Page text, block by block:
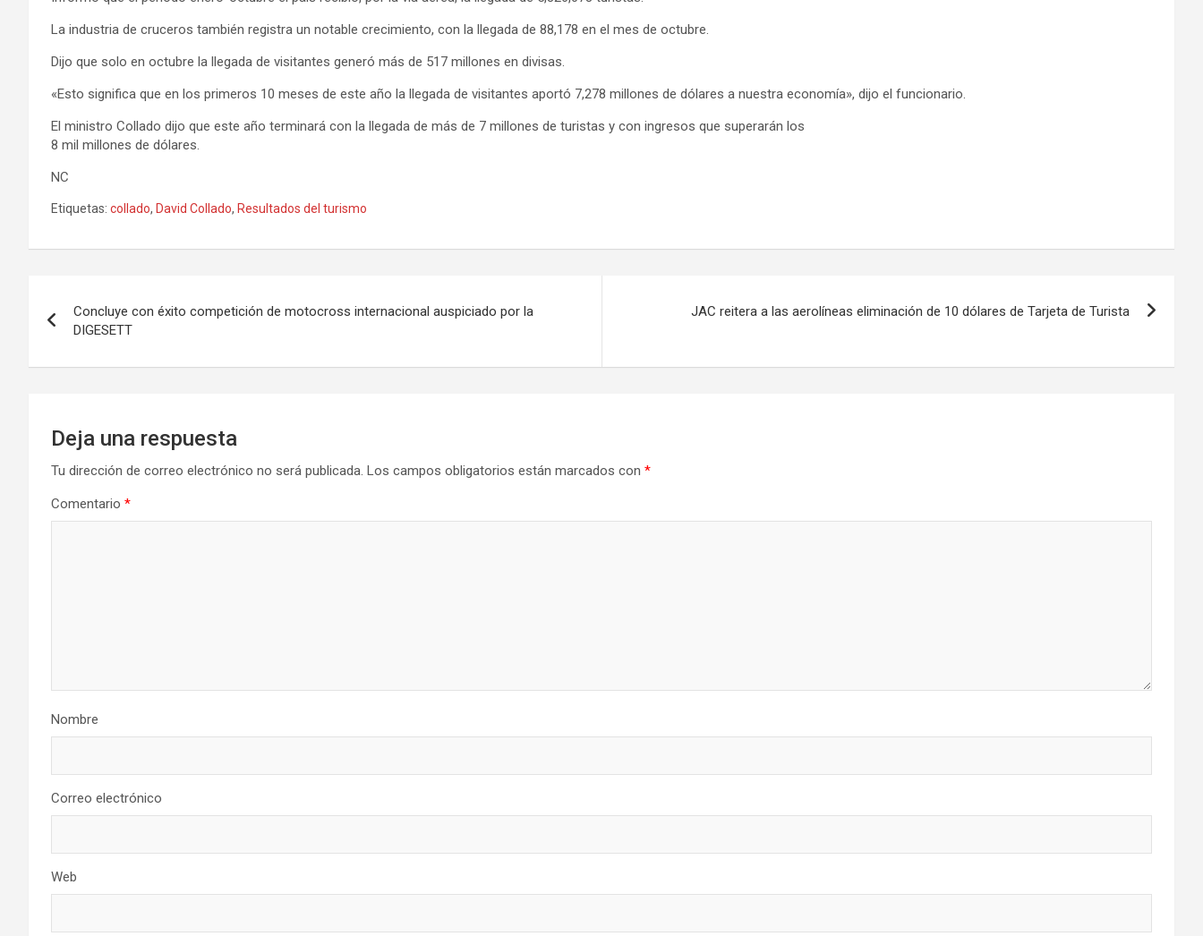
La industria de cruceros también registra un notable crecimiento, con la llegada de 88,178 en el mes de octubre.
Dijo que solo en octubre la llegada de visitantes generó más de 517 millones en divisas.
«Esto significa que en los primeros 10 meses de este año la llegada de visitantes aportó 7,278 millones de dólares a nuestra economía», dijo el funcionario.
El ministro Collado dijo que este año terminará con la llegada de más de 7 millones de turistas y con ingresos que superarán los
8 mil millones de dólares.
NC
Etiquetas: collado, David Collado, Resultados del turismo
de
entradas
Concluye con éxito competición de motocross internacional auspiciado por la
DIGESETT
JAC reitera a las aerolíneas eliminación de 10 dólares de Tarjeta de Turista
Deja una respuesta
Tu dirección de correo electrónico no será publicada. Los campos obligatorios están marcados con *
Comentario *
Nombre
Correo electrónico
Web